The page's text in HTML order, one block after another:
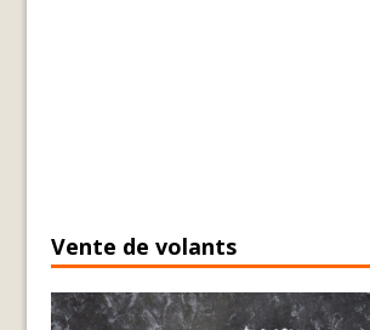
Vente de volants